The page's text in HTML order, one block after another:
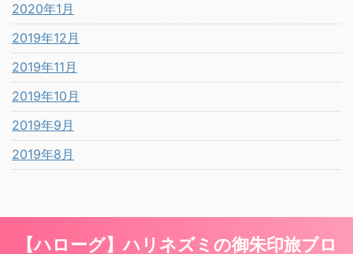
2020年1月
2019年12月
2019年11月
2019年10月
2019年9月
2019年8月
【ハローグ】ハリネズミの御朱印旅ブロ